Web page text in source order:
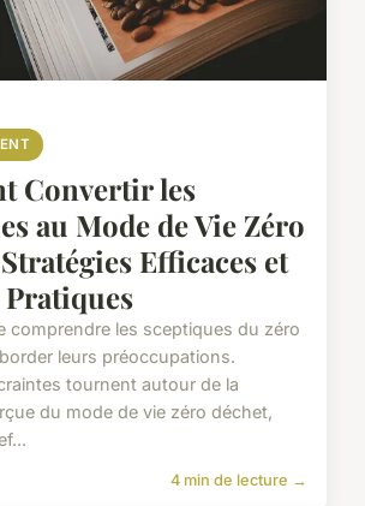
Convertir les
au Mode de Vie Zéro
Efficaces et
comprendre les sceptiques du zéro
leurs préoccupations.
tournent autour de la
du mode de vie zéro déchet,
4 min de lecture →